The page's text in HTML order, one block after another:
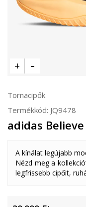
Tornacipők
Termékkód: JQ9478
adidas
A kínálat legújabb
Nézd meg a
legfrissebb cipőit,